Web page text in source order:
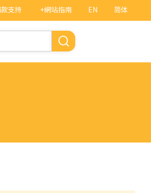
EN 简体
支持 +網站指南